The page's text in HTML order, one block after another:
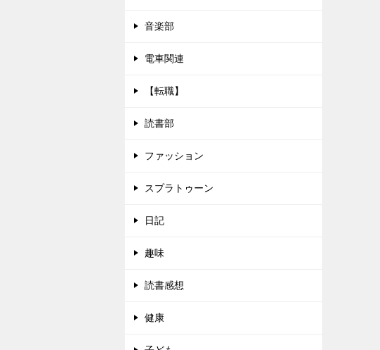
音楽部
電車関連
【転職】
読書部
ファッション
スプラトゥーン
日記
趣味
読書感想
健康